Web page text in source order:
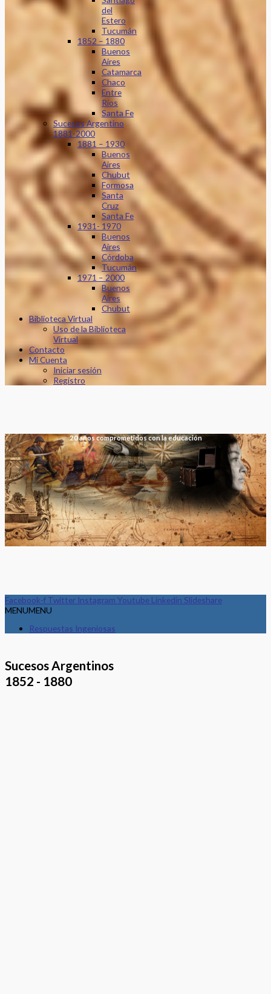
del
Estero
Tucumán
1852 – 1880
Buenos
Aires
Catamarca
Chaco
Entre
Ríos
Santa Fe
Sucesos Argentino
1881-2000
1881 – 1930
Buenos
Aires
Chubut
Formosa
Santa
Cruz
Santa Fe
1931- 1970
Buenos
Aires
Córdoba
Tucumán
1971 – 2000
Buenos
Aires
Chubut
Biblioteca Virtual
Uso de la Biblioteca
Virtual
Contacto
Mi Cuenta
Iniciar sesión
Registro
20 años comprometidos con la educación
Facebook-f Twitter Instagram Youtube Linkedin Slideshare
MENUMENU
Respuestas Ingeniosas
Sucesos Argentinos
1852 - 1880